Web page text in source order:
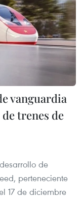
vanguardia
trenes de
de
perteneciente
17 de diciembre